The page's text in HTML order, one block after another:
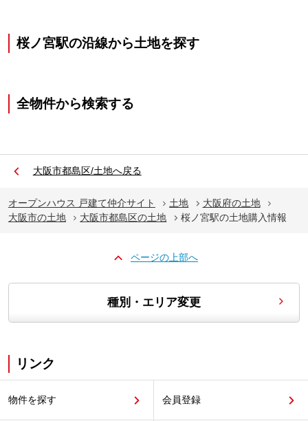
桜ノ宮駅の沿線から土地を探す
全物件から検索する
大阪市都島区/土地へ戻る
オープンハウス 戸建て仲介サイト 土地
大阪府の土地
大阪市の土地
大阪市都島区の土地 桜ノ宮駅の土地購入情報
ページの上部へ
種別・エリア変更
リンク
物件を探す 会員登録